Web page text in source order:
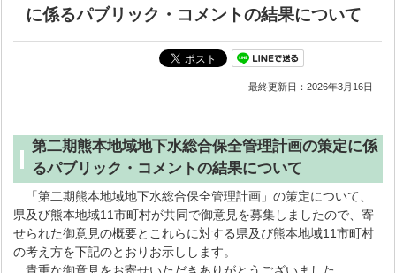
に係るパブリック・コメントの結果について
最終更新日：2026年3月16日
第二期熊本地域地下水総合保全管理計画の策定に係
るパブリック・コメントの結果について
「第二期熊本地域地下水総合保全管理計画」の策定について、
県及び熊本地域11市町村が共同で御意見を募集しましたので、寄
せられた御意見の概要とこれらに対する県及び熊本地域11市町村
の考え方を下記のとおりお示しします。